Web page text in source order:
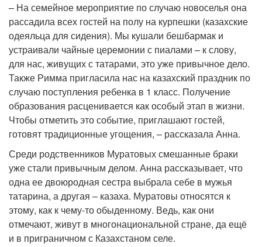
– На семейное мероприятие по случаю новоселья она
рассадила всех гостей на полу на курпешки (казахские
одеяльца для сидения). Мы кушали бешбармак и
устраивали чайные церемонии с пиалами – к слову,
для нас, живущих с татарами, это уже привычное дело.
Также Римма пригласила нас на казахский праздник по
случаю поступления ребенка в 1 класс. Получение
образования расценивается как особый этап в жизни.
Чтобы отметить это событие, приглашают гостей,
готовят традиционные угощения, – рассказала Анна.
Среди родственников Муратовых смешанные браки
уже стали привычным делом. Анна рассказывает, что
одна ее двоюродная сестра выбрала себе в мужья
татарина, а другая – казаха. Муратовы относятся к
этому, как к чему-то обыденному. Ведь, как они
отмечают, живут в многонациональной стране, да ещё
и в приграничном с Казахстаном селе.